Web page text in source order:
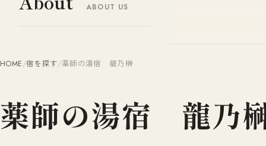
ABOUT US
HOME/宿を探す/薬師の湯宿 龍乃榊
薬師の湯宿 龍乃